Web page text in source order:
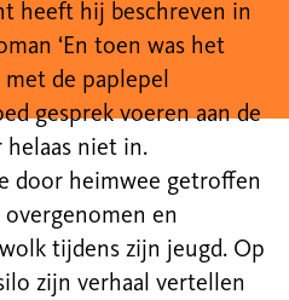
heeft hij beschreven in
‘En toen was het
met de paplepel
gesprek voeren aan de
helaas niet in.
door heimwee getroffen
overgenomen en
tijdens zijn jeugd. Op
zijn verhaal vertellen